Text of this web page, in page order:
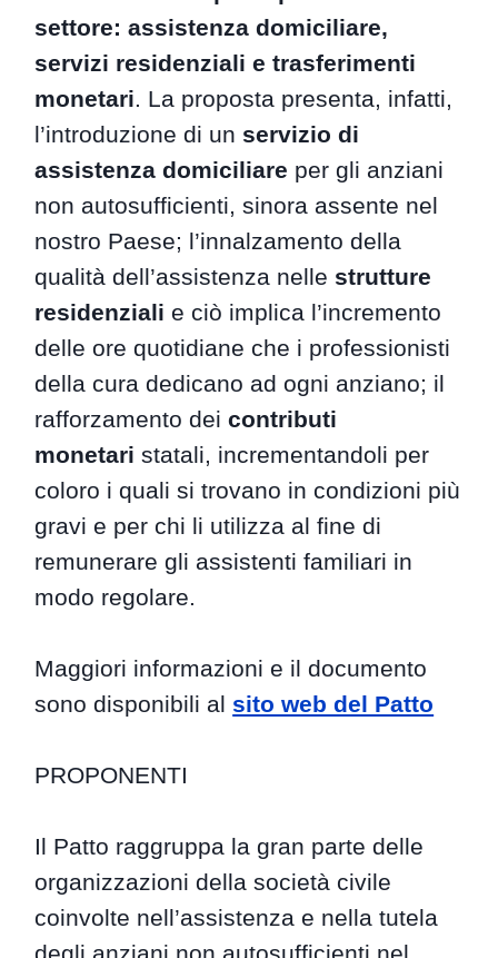
settore: assistenza domiciliare,
servizi residenziali e trasferimenti
monetari . La proposta presenta, infatti,
l’introduzione di un servizio di
assistenza domiciliare per gli anziani
non autosufficienti, sinora assente nel
nostro Paese; l’innalzamento della
qualità dell’assistenza nelle strutture
residenziali e ciò implica l’incremento
delle ore quotidiane che i professionisti
della cura dedicano ad ogni anziano; il
rafforzamento deicontributi
monetari statali, incrementandoli per
coloro i quali si trovano in condizioni più
gravi e per chi li utilizza al fine di
remunerare gli assistenti familiari in
modo regolare.
Maggiori informazioni e il documento
sono disponibili al sito web del Patto
PROPONENTI
Il Patto raggruppa la gran parte delle
organizzazioni della società civile
coinvolte nell’assistenza e nella tutela
degli anziani non autosufficienti nel